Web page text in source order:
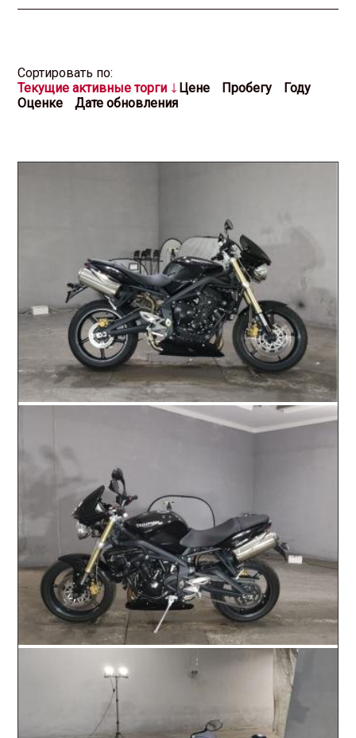
Cортировать по:
Текущие активные торги
Цене Пробегу
Году
Оценке
Дате обновления